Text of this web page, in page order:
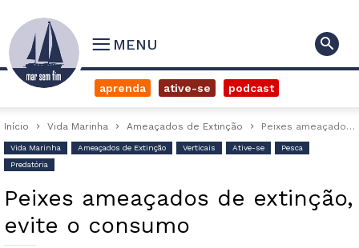
MENU
aprenda ative-se podcast
Início Vida Marinha Ameaçados de Extinção Peixes ameaçados de extinção, evite o consumo
Vida Marinha Ameaçados de Extinção Verticais Ative-se
Pesca
Predatória
Peixes ameaçados de extinção,
evite o consumo